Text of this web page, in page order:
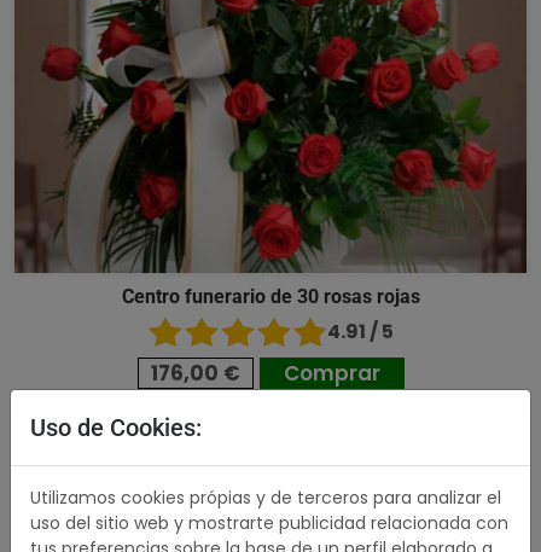
Centro funerario de 30 rosas rojas
4.91 / 5
176,00 € Comprar
489,00 €
Uso de Cookies:
Utilizamos cookies própias y de terceros para analizar el
uso del sitio web y mostrarte publicidad relacionada con